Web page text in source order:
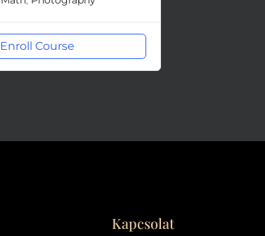
Enroll Course
Kapcsolat